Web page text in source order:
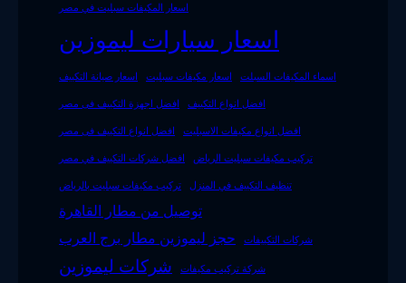
اسعار المكيفات سبليت في مصر
اسعار سيارات ليموزين
اسعار صيانة التكييف اسعار مكيفات سبليت اسماء المكيفات السبلت
افضل اجهزة التكييف فى مصر افضل انواع التكييف
افضل انواع التكييف فى مصر افضل انواع مكيفات الاسبليت
افضل شركات التكييف في مصر تركيب مكيفات سبليت الرياض
تركيب مكيفات سبليت بالرياض تنظيف التكييف في المنزل
توصيل من مطار القاهرة
حجز ليموزين مطار برج العرب
شركات التكييفات
شركات ليموزين شركة تركيب مكيفات